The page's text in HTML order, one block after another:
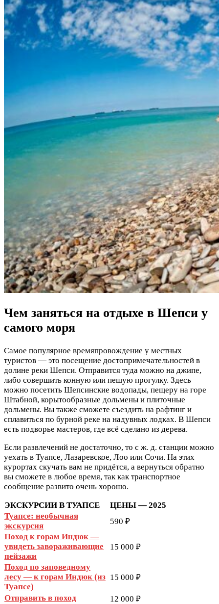
Чем заняться на отдыхе в Шепси у
самого моря
Самое популярное времяпровождение у местных
туристов — это посещение достопримечательностей в
долине реки Шепси. Отправится туда можно на джипе,
либо совершить конную или пешую прогулку. Здесь
можно посетить Шепсинские водопады, пещеру на горе
Штабной, корытообразные дольмены и плиточные
дольмены. Вы также сможете съездить на рафтинг и
сплавиться по бурной реке на надувных лодках. В Шепси
есть подворье мастеров, где всё сделано из дерева.
Если развлечений не достаточно, то с ж. д. станции можно
уехать в Туапсе, Лазаревское, Лоо или Сочи. На этих
курортах скучать вам не придётся, а вернуться обратно
вы сможете в любое время, так как транспортное
сообщение развито очень хорошо.
ЭКСКУРСИИ В ТУАПСЕ
ЦЕНЫ — 2025
Туапсе: необычная
экскурсия
590 ₽
Поход к горам Индюк —
увидеть завораживающие
пейзажи
15 000 ₽
Поход по заповедному
лесу — к горам Индюк (из
Туапсе)
15 000 ₽
Отправить в поход
12 000 ₽